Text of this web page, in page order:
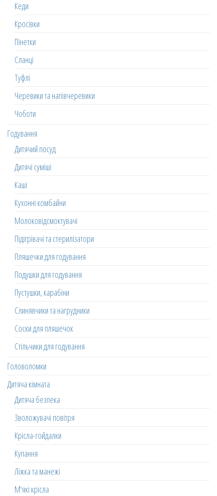
Кеди
Кросівки
Пінетки
Сланці
Туфлі
Черевики та напівчеревики
Чоботи
Годування
Дитячий посуд
Дитячі суміші
Каші
Кухонні комбайни
Молоковідсмоктувачі
Підігрівачі та стерилізатори
Пляшечки для годування
Подушки для годування
Пустушки, карабіни
Слинявчики та нагрудники
Соски для пляшечок
Стільчики для годування
Головоломки
Дитяча кімната
Дитяча безпека
Зволожувачі повітря
Крісла-гойдалки
Купання
Ліжка та манежі
М'які крісла